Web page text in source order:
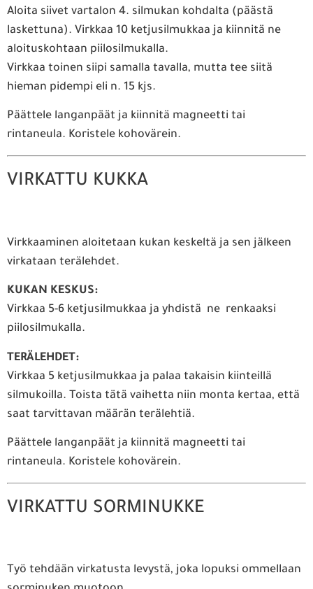
Aloita siivet vartalon 4. silmukan kohdalta (päästä
laskettuna). Virkkaa 10 ketjusilmukkaa ja kiinnitä ne
aloituskohtaan piilosilmukalla.
Virkkaa toinen siipi samalla tavalla, mutta tee siitä
hieman pidempi eli n. 15 kjs.
Päättele langanpäät ja kiinnitä magneetti tai
rintaneula. Koristele kohovärein.
VIRKATTU KUKKA
Virkkaaminen aloitetaan kukan keskeltä ja sen jälkeen
virkataan terälehdet.
KUKAN KESKUS:
Virkkaa 5-6 ketjusilmukkaa ja yhdistä ne renkaaksi
piilosilmukalla.
TERÄLEHDET:
Virkkaa 5 ketjusilmukkaa ja palaa takaisin kiinteillä
silmukoilla. Toista tätä vaihetta niin monta kertaa, että
saat tarvittavan määrän terälehtiä.
Päättele langanpäät ja kiinnitä magneetti tai
rintaneula. Koristele kohovärein.
VIRKATTU SORMINUKKE
Työ tehdään virkatusta levystä, joka lopuksi ommellaan